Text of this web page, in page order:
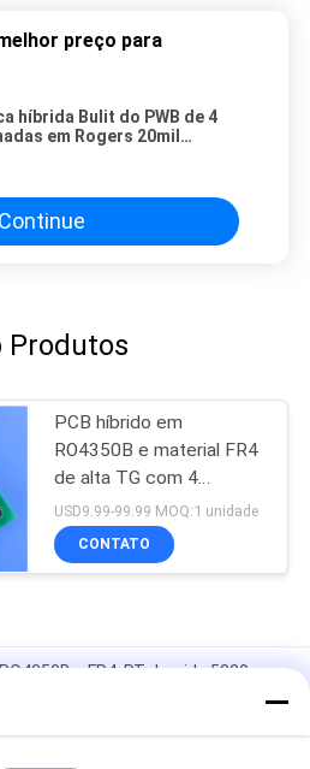
preço para
híbrida Bulit do PWB de 4
em Rogers 20mil
Continue
Produtos
PCB híbrido em
RO4350B e material FR4
de alta TG com 4
camadas de vias cegas
USD9.99-99.99 MOQ:1 unidade
CONTATO
e FR4, RT duroide 5880
com impedância